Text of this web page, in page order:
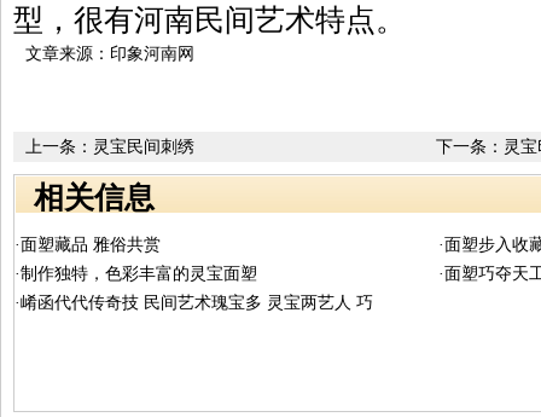
型，很有河南民间艺术特点。
文章来源：印象河南网
下一条： 灵
上一条： 灵宝民间刺绣
相关信息
·面塑藏品 雅俗共赏
·面塑步入收
·制作独特，色彩丰富的灵宝面塑
·面塑巧夺天
·崤函代代传奇技 民间艺术瑰宝多 灵宝两艺人 巧